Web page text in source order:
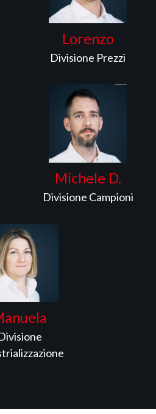
Lorenzo
Divisione Prezzi
Michele D.
Divisione Campioni